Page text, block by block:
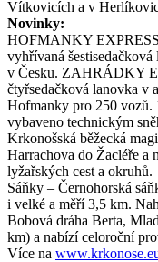
Vítkovicích a v
Novinky:
HOFMANKY EXPRESS
vyhřívaná
v Česku. ZAHRÁDKY
čtyřsedačková lanovka v
Hofmanky pro 250 vozů.
vybaveno technickým
Krkonošská běžecká
Harrachova do Žacléře a
lyžařských cest a okruhů.
Sáňky – Černohorská
i velké a měří 3,5 km.
Bobová dráha Berta,
km) a nabízí celoroční
Více na